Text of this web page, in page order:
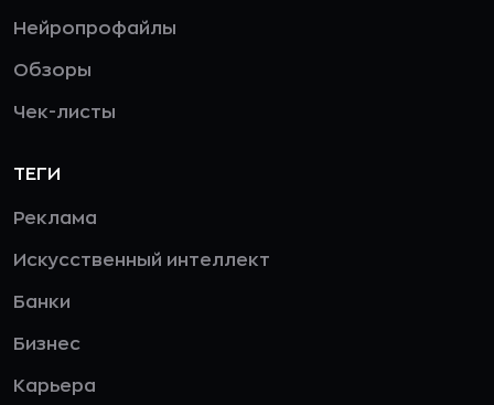
Нейропрофайлы
Обзоры
Чек-листы
ТЕГИ
Реклама
Искусственный интеллект
Банки
Бизнес
Карьера